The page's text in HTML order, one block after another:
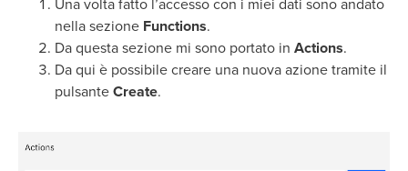
Una volta fatto l’accesso con i miei dati sono andato
nella sezione Functions.
Da questa sezione mi sono portato in Actions.
Da qui è possibile creare una nuova azione tramite il
pulsante Create.